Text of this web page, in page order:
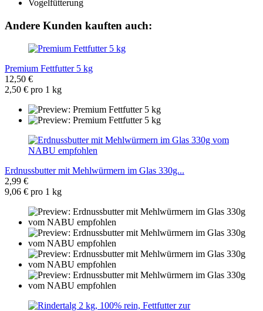
Andere Kunden kauften auch:
Premium Fettfutter 5 kg
12,50 €
2,50 € pro 1 kg
Erdnussbutter mit Mehlwürmern im Glas 330g...
2,99 €
9,06 € pro 1 kg